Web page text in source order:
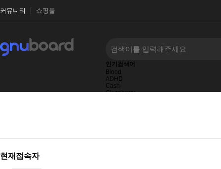
커뮤니티 쇼핑몰
인기검색어
Blood
ADHD
Cash
Glucoberry
현재접속자